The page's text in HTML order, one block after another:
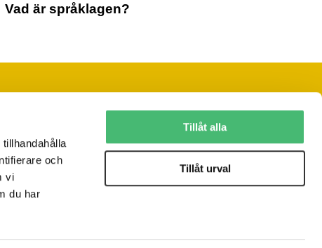
och
vi
du har
Tillåt alla
Tillåt urval
Vad är språklagen?
Följ oss på sociala medier
Vill du ha vårt nyhetsbrev?